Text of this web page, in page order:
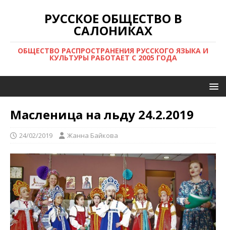
РУССКОЕ ОБЩЕСТВО В
САЛОНИКАХ
ОБЩЕСТВО РАСПРОСТРАНЕНИЯ РУССКОГО ЯЗЫКА И
КУЛЬТУРЫ РАБОТАЕТ С 2005 ГОДА
Масленица на льду 24.2.2019
24/02/2019 Жанна Байкова